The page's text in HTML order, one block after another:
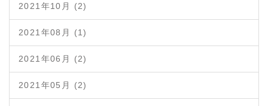
2021年10月 (2)
2021年08月 (1)
2021年06月 (2)
2021年05月 (2)